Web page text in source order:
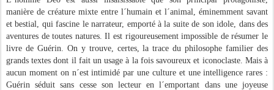
manière de créature mixte entre l´humain et l´animal, éminemment savant
et bestial, qui fascine le narrateur, emporté à la suite de son idole, dans des
aventures de toutes natures. Il est rigoureusement impossible de résumer le
livre de Guérin. On y trouve, certes, la trace du philosophe familier des
grands textes dont il fait un usage à la fois savoureux et iconoclaste. Mais à
aucun moment on n´est intimidé par une culture et une intelligence rares :
Guérin séduit sans cesse son lecteur en l´emportant dans une joyeuse